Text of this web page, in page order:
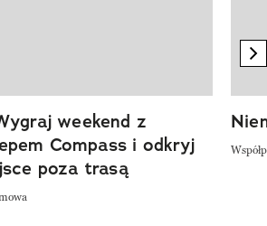
weekend z
Compass i odkryj
poza trasą